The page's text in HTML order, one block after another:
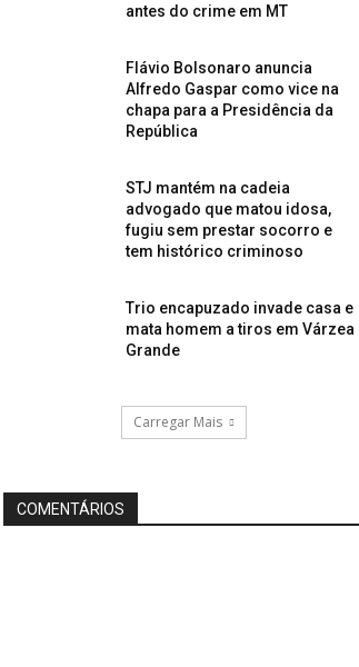
antes do crime em MT
Flávio Bolsonaro anuncia
Alfredo Gaspar como vice na
chapa para a Presidência da
República
STJ mantém na cadeia
advogado que matou idosa,
fugiu sem prestar socorro e
tem histórico criminoso
Trio encapuzado invade casa e
mata homem a tiros em Várzea
Grande
Carregar Mais
COMENTÁRIOS